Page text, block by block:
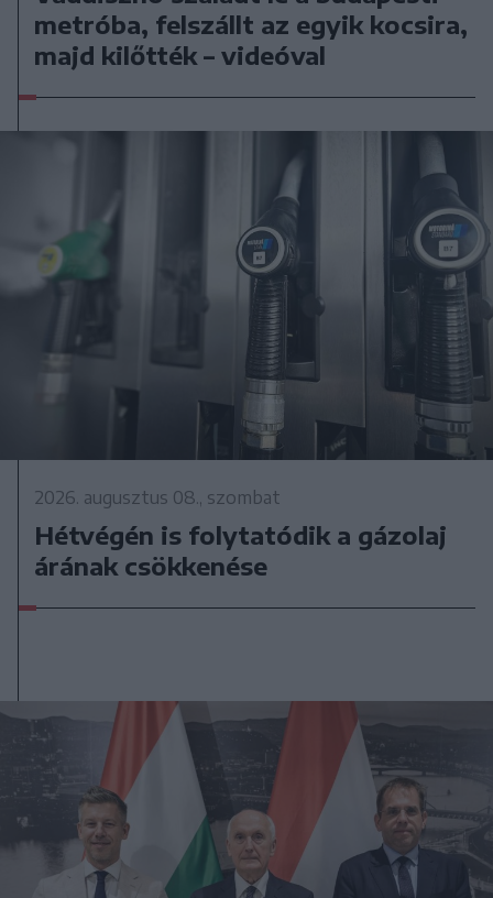
metróba, felszállt az egyik kocsira,
majd kilőtték – videóval
2026. augusztus 08., szombat
Hétvégén is folytatódik a gázolaj
árának csökkenése